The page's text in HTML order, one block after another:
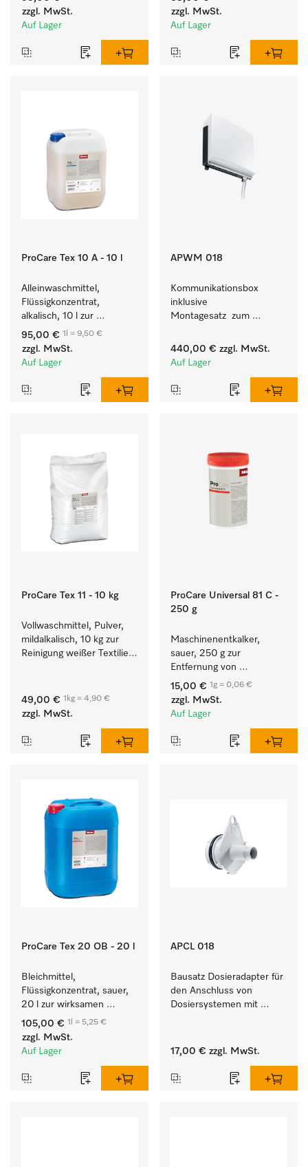
Geschmeidigkeit der
Textilien.
zzgl. MwSt.
Auf Lager
farbechter Buntwäsche.
zzgl. MwSt.
Auf Lager
ProCare Tex 10 A - 10 l
Alleinwaschmittel,
Flüssigkonzentrat,
alkalisch, 10 l zur
Reinigung weißer Textilien
und farbechter
Buntwäsche.
95,00 € 1l = 9,50 €
zzgl. MwSt.
Auf Lager
APWM 018
Kommunikationsbox
inklusive
Montagesatz  zum
- 11 kg Waschmaschine
mit externen Systemen.
440,00 € zzgl. MwSt.
Auf Lager
ProCare Tex 11 - 10 kg
Vollwaschmittel, Pulver,
mildalkalisch, 10 kg zur
Reinigung weißer Textilien
49,00 € 1kg = 4,90 €
zzgl. MwSt.
ProCare Universal 81 C -
250 g
Maschinenentkalker,
sauer, 250 g zur
Entfernung von
hartnäckigen
Kalkablagerungen.
15,00 € 1g = 0,06 €
zzgl. MwSt.
Auf Lager
ProCare Tex 20 OB - 20 l
Bleichmittel,
Flüssigkonzentrat, sauer,
20 l zur wirksamen
Entfernung von
hartnäckigen Flecken.
105,00 € 1l = 5,25 €
zzgl. MwSt.
Auf Lager
APCL 018
Bausatz Dosieradapter für
den Anschluss von
Dosiersystemen mit
17,00 € zzgl. MwSt.